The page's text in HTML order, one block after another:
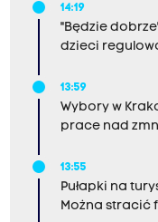
14:19
"Będzie
dzieci
13:59
Wybory w
prace nad
13:55
Pułapki na
Można stracić